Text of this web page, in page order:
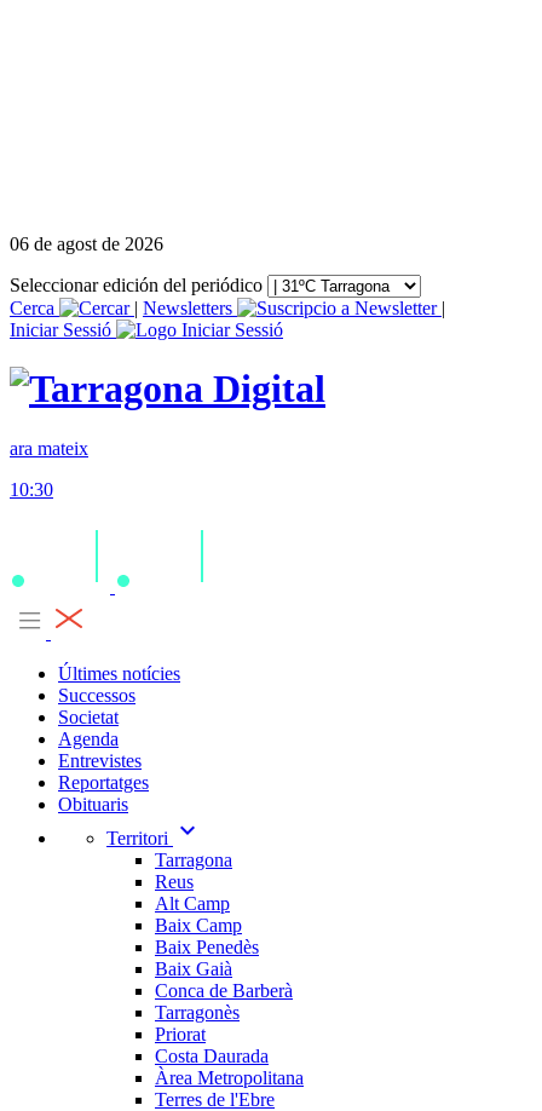
06 de agost de 2026
Seleccionar edición del periódico
Cerca
| Newsletters
|
Iniciar Sessió
ara mateix
10:30
Últimes notícies
Successos
Societat
Agenda
Entrevistes
Reportatges
Obituaris
Territori
expand_more
Tarragona
Reus
Alt Camp
Baix Camp
Baix Penedès
Baix Gaià
Conca de Barberà
Tarragonès
Priorat
Costa Daurada
Àrea Metropolitana
Terres de l'Ebre